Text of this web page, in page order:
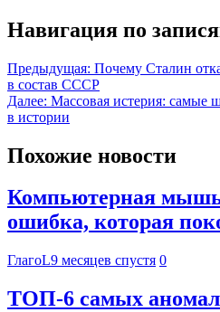
Навигация по
Предыдущая: Почему Сталин
в состав СССР
Далее: Массовая истерия: самые
в истории
Похожие новости
Компьютерная
ошибка, которая
ГлагоL9 месяцев спустя 0
ТОП-6 самых